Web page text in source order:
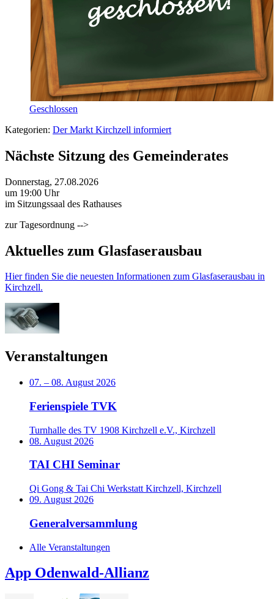
Geschlossen
Kategorien: Der Markt Kirchzell informiert
Nächste Sitzung des Gemeinderates
Donnerstag, 27.08.2026
um 19:00 Uhr
im Sitzungssaal des Rathauses
zur Tagesordnung -->
Aktuelles zum Glasfaserausbau
Hier finden Sie die neuesten Informationen zum Glasfaserausbau in
Kirchzell.
Veranstaltungen
07. – 08. August 2026
Ferienspiele TVK
Turnhalle des TV 1908 Kirchzell e.V., Kirchzell
08. August 2026
TAI CHI Seminar
Qi Gong & Tai Chi Werkstatt Kirchzell, Kirchzell
09. August 2026
Generalversammlung
Alle Veranstaltungen
App Odenwald-Allianz